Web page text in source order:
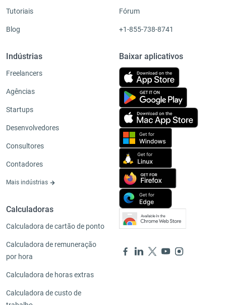
Tutoriais
Blog
Indústrias
Freelancers
Agências
Startups
Desenvolvedores
Consultores
Contadores
Mais indústrias
Calculadoras
Calculadora de cartão de ponto
Calculadora de remuneração
por hora
Calculadora de horas extras
Calculadora de custo de
Fórum
+1-855-738-8741
Baixar aplicativos